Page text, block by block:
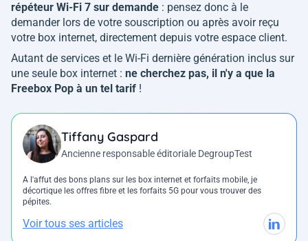
répéteur Wi-Fi 7 sur demande : pensez donc à le
demander lors de votre souscription ou après avoir reçu
votre box internet, directement depuis votre espace client.
Autant de services et le Wi-Fi dernière génération inclus sur
une seule box internet : ne cherchez pas, il n'y a que la
Freebox Pop à un tel tarif !
Tiffany Gaspard
Ancienne responsable éditoriale DegroupTest
A l'affut des bons plans sur les box internet et forfaits mobile, je
décortique les offres fibre et les forfaits 5G pour vous trouver des
pépites.
Voir tous ses articles